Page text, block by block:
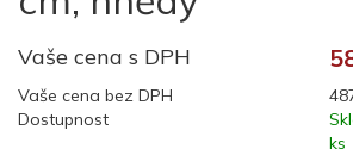
Vaše cena s DPH
Vaše cena bez DPH
Dostupnost
ks